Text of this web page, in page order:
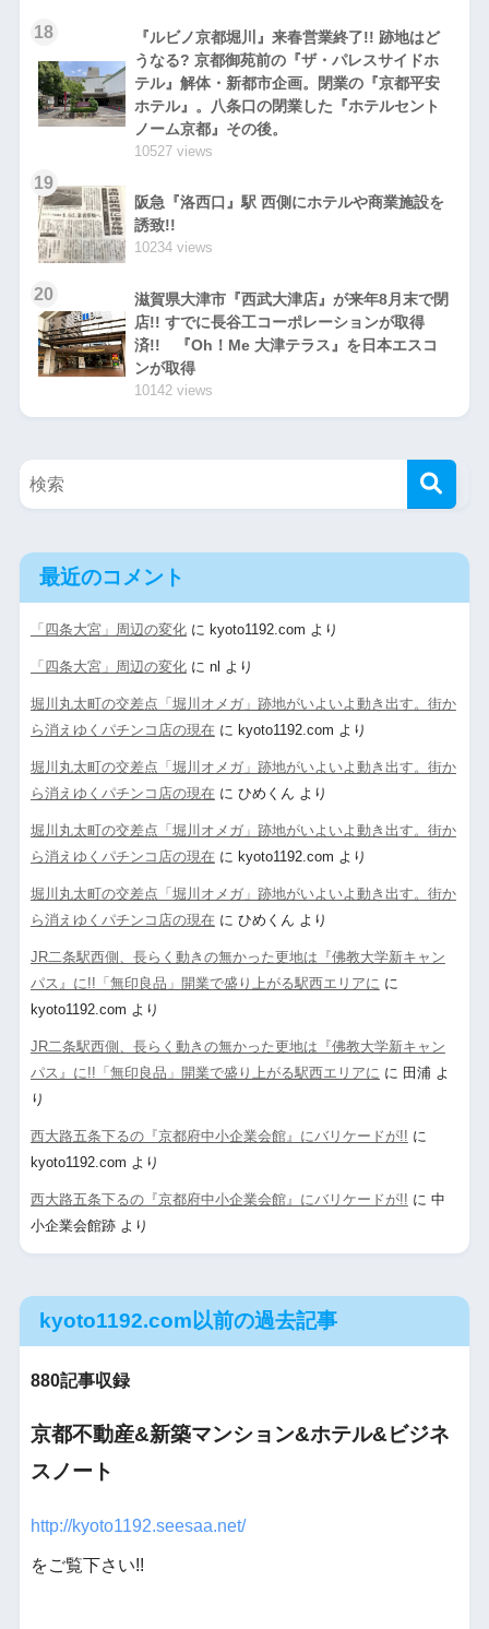
18
『ルビノ京都堀川』来春営業終了!! 跡地はど
うなる? 京都御苑前の『ザ・パレスサイドホ
テル』解体・新都市企画。閉業の『京都平安
ホテル』。八条口の閉業した『ホテルセント
ノーム京都』その後。
10527 views
19
阪急『洛西口』駅 西側にホテルや商業施設を
誘致!!
10234 views
20
滋賀県大津市『西武大津店』が来年8月末で閉
店!! すでに長谷工コーポレーションが取得
済!! 『Oh！Me 大津テラス』を日本エスコ
ンが取得
10142 views
最近のコメント
「四条大宮」周辺の変化に kyoto1192.com より
「四条大宮」周辺の変化に nl より
堀川丸太町の交差点「堀川オメガ」跡地がいよいよ動き出す。街か
ら消えゆくパチンコ店の現在 に kyoto1192.com より
堀川丸太町の交差点「堀川オメガ」跡地がいよいよ動き出す。街か
ら消えゆくパチンコ店の現在 に ひめくん より
堀川丸太町の交差点「堀川オメガ」跡地がいよいよ動き出す。街か
ら消えゆくパチンコ店の現在 に kyoto1192.com より
堀川丸太町の交差点「堀川オメガ」跡地がいよいよ動き出す。街か
ら消えゆくパチンコ店の現在 に ひめくん より
JR二条駅西側、長らく動きの無かった更地は『佛教大学新キャン
パス』に!!「無印良品」開業で盛り上がる駅西エリアに に
kyoto1192.com より
JR二条駅西側、長らく動きの無かった更地は『佛教大学新キャン
パス』に!!「無印良品」開業で盛り上がる駅西エリアに に 田浦よ
り
西大路五条下るの『京都府中小企業会館』にバリケードが!! に
kyoto1192.com より
西大路五条下るの『京都府中小企業会館』にバリケードが!! に 中
小企業会館跡より
kyoto1192.com以前の過去記事
880記事収録
京都不動産&新築マンション&ホテル&ビジネ
スノート
http://kyoto1192.seesaa.net/
をご覧下さい!!